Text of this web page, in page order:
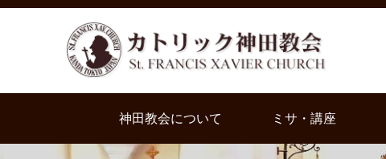
神田教会について ミサ・講座